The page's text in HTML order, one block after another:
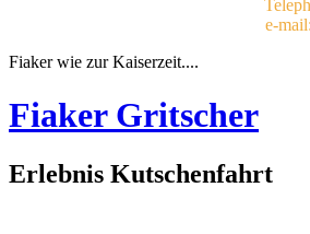
e-
Fiaker wie zur Kaiserzeit....
Fiaker Gritscher
Erlebnis Kutschenfahrt